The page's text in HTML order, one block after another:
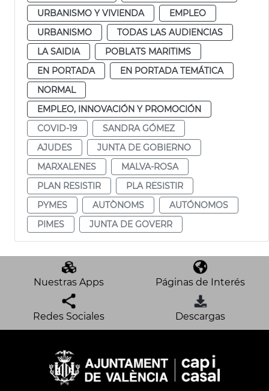
URBANISMO Y VIVIENDA
EMPLEO
URBANISMO
TODAS LAS AUDIENCIAS
LA SAIDIA
POBLATS MARITIMS
EN PORTADA
EN PORTADA TEMÁTICA
NORMAL
EMPLEO, INNOVACIÓN Y PROMOCIÓN
COVID-19
SANDRA GÓMEZ
AJUDES
JUNTA DE GOBIERNO
MARXALENES
MALVA-ROSA
PLAN RESISTIR
PLA RESISTIR
PYMES
AUTÒNOMS
AUTÓNOMOS
PIMES
JUNTA DE GOVERR
Nuestras Apps Páginas de Interés
Redes Sociales Descargas